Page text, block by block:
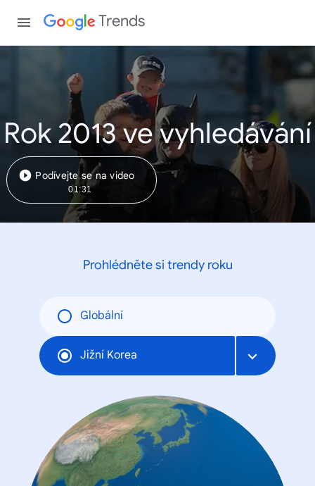
Trends
Rok 2013 ve vyhledávání
Podívejte se na video
01:31
Prohlédněte si trendy roku
Globální
Jižní Korea